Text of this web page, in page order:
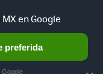
TERRITORIO
en Google
preferida
Google